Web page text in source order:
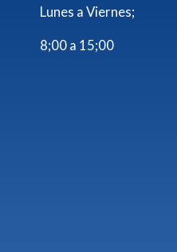
Lunes a Viernes;
8;00 a 15;00